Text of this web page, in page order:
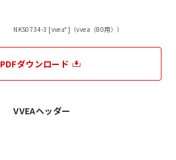
NKS0734-3 [vvea*]（vvea（80用））
PDFダウンロード
VVEAヘッダー